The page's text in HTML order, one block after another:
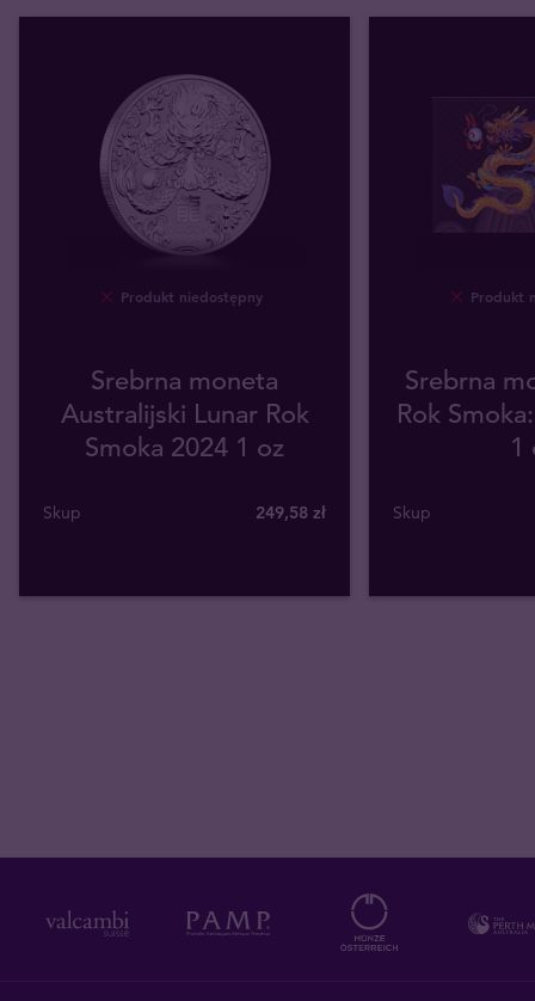
Produkt niedostępny
Srebrna moneta
Australijski Lunar Rok
Smoka 2024 1 oz
Skup 249,58 zł
Produkt
Srebrna
Rok
1
Skup